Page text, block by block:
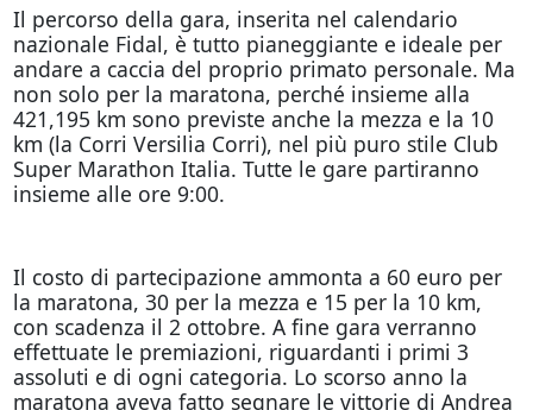
Il percorso della gara, inserita nel calendario
nazionale Fidal, è tutto pianeggiante e ideale per
andare a caccia del proprio primato personale. Ma
non solo per la maratona, perché insieme alla
421,195 km sono previste anche la mezza e la 10
km (la Corri Versilia Corri), nel più puro stile Club
Super Marathon Italia. Tutte le gare partiranno
insieme alle ore 9:00.
Il costo di partecipazione ammonta a 60 euro per
la maratona, 30 per la mezza e 15 per la 10 km,
con scadenza il 2 ottobre. A fine gara verranno
effettuate le premiazioni, riguardanti i primi 3
assoluti e di ogni categoria. Lo scorso anno la
maratona aveva fatto segnare le vittorie di Andrea